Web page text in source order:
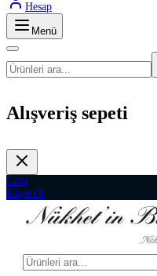
Hesap
Menü
Alışveriş sepeti
Giriş
Kayıt Ol